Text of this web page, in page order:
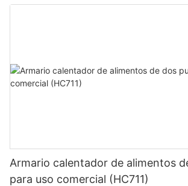
Armario calentador de alimentos
para uso comercial (HC711)